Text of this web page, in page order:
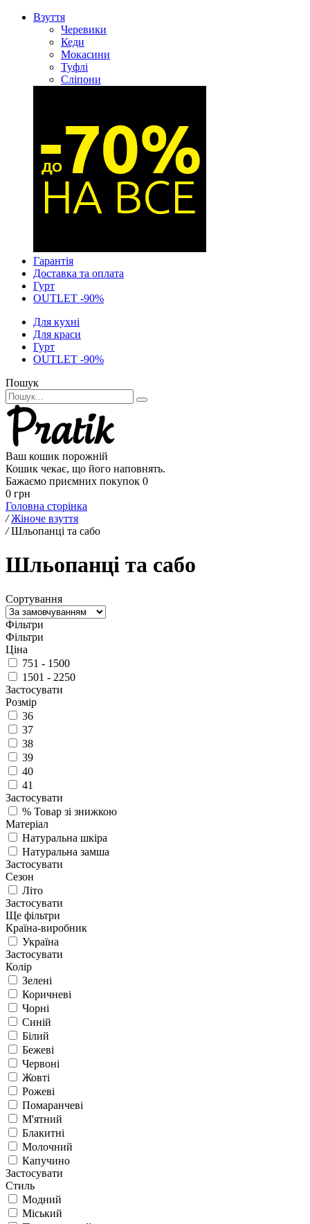
Взуття
Черевики
Кеди
Мокасини
Туфлі
Сліпони
Гарантія
Доставка та оплата
Гурт
OUTLET -90%
Для кухні
Для краси
Гурт
OUTLET -90%
Пошук
Ваш кошик порожній
Кошик чекає, що його наповнять.
Бажаємо приємних покупок 0
0 грн
Головна сторінка
/ Жіноче взуття
/ Шльопанці та сабо
Шльопанці та сабо
Сортування
Фільтри
Фільтри
Ціна
751 - 1500
1501 - 2250
Застосувати
Розмір
36
37
38
39
40
41
Застосувати
% Товар зі знижкою
Матеріал
Натуральна шкіра
Натуральна замша
Застосувати
Сезон
Літо
Застосувати
Ще фільтри
Країна-виробник
Україна
Застосувати
Колір
Зелені
Коричневі
Чорні
Синій
Білий
Бежеві
Червоні
Жовті
Рожеві
Помаранчеві
М'ятний
Блакитні
Молочний
Капучино
Застосувати
Стиль
Модний
Міський